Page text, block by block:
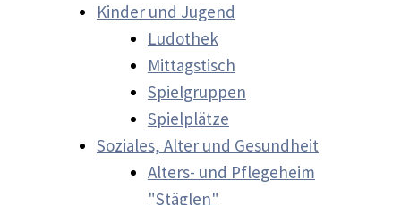
Kinder und Jugend
Ludothek
Mittagstisch
Spielgruppen
Spielplätze
Soziales, Alter und Gesundheit
Alters- und Pflegeheim
"Stäglen"